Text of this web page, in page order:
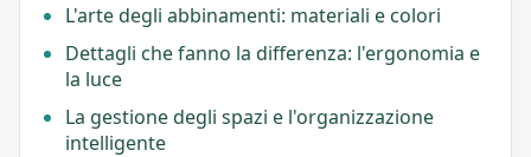
L'arte degli abbinamenti: materiali e colori
Dettagli che fanno la differenza: l'ergonomia e
la luce
La gestione degli spazi e l'organizzazione
intelligente